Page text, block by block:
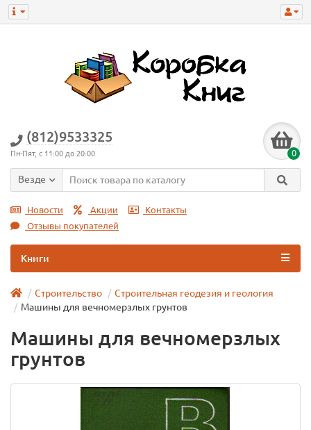
(812)9533325
Пн-Пят, с 11:00 до 20:00 0
Везде
Новости Акции
Контакты
Отзывы покупателей
Книги
Строительство
Строительная геодезия и геология
Машины для вечномерзлых грунтов
Машины для вечномерзлых
грунтов